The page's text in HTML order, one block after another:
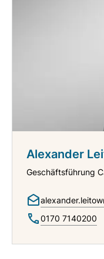
Alexander
Geschäftsführung
0170 7140200